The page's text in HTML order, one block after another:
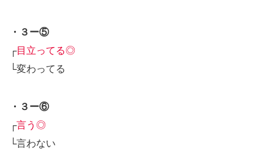
・３ー⑤
┌目立ってる◎
└変わってる
・３ー⑥
┌言う◎
└言わない